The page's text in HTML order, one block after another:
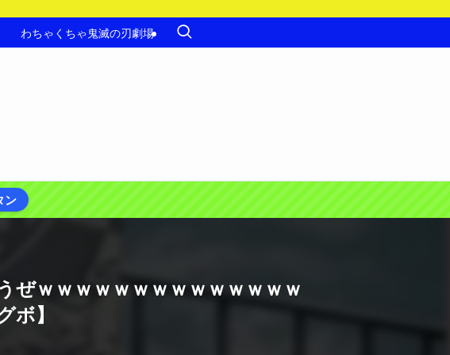
わちゃくちゃ鬼滅の刃劇場
ン
ｗｗｗｗｗｗｗｗｗｗｗｗｗｗ
ボ】